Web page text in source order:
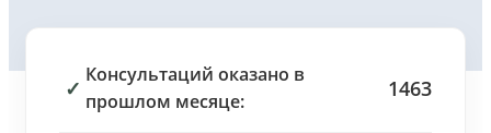
✓
Консультаций оказано в
прошлом месяце:
1463